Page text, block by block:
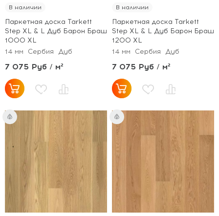
В наличии
Паркетная доска Tarkett
Step XL & L Дуб Барон Браш
1000 XL
14 мм
Сербия Дуб
7 075 Руб / м²
В наличии
Паркетная доска Tarkett
Step XL & L Дуб Барон Браш
1200 XL
14 мм
Сербия Дуб
7 075 Руб / м²